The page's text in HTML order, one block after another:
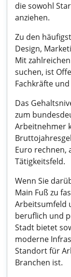
die sowohl
anziehen.
Zu den
Design,
Mit
suchen, ist
Fachkräfte
Das
zum
Arbeitnehmer
Euro rechnen,
Tätigkeitsfeld.
Wenn Sie
Main Fuß zu
Arbeitsumfeld
beruflich und
Stadt bietet
moderne
Standort für
Branchen ist.